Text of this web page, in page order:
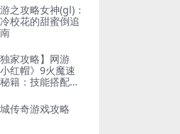
之攻略女神(gl)：
校花的甜蜜倒追
独家攻略】网游
小红帽》9火魔速
籍：技能搭配与
传奇游戏攻略